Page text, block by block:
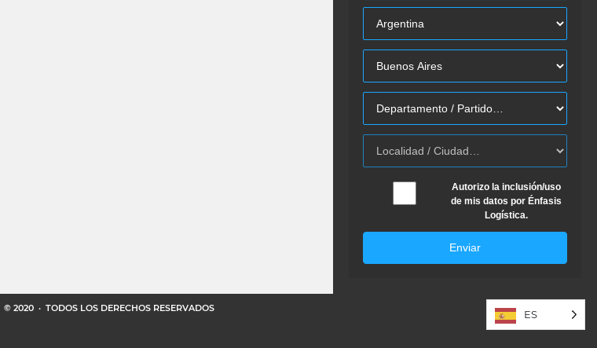
Autorizo la inclusión/uso
de mis datos por Énfasis
Logística.
Enviar
© 2020 · TODOS LOS DERECHOS RESERVADOS ES